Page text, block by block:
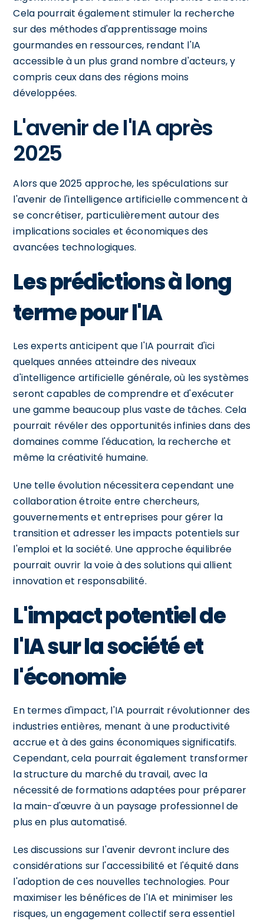
Cela pourrait également stimuler la recherche
sur des méthodes d'apprentissage moins
gourmandes en ressources, rendant l'IA
accessible à un plus grand nombre d'acteurs, y
compris ceux dans des régions moins
développées.
L'avenir de l'IA après
2025
Alors que 2025 approche, les spéculations sur
l'avenir de l'intelligence artificielle commencent à
se concrétiser, particulièrement autour des
implications sociales et économiques des
avancées technologiques.
Les prédictions à long
terme pour l'IA
Les experts anticipent que l'IA pourrait d'ici
quelques années atteindre des niveaux
d'intelligence artificielle générale, où les systèmes
seront capables de comprendre et d'exécuter
une gamme beaucoup plus vaste de tâches. Cela
pourrait révéler des opportunités infinies dans des
domaines comme l'éducation, la recherche et
même la créativité humaine.
Une telle évolution nécessitera cependant une
collaboration étroite entre chercheurs,
gouvernements et entreprises pour gérer la
transition et adresser les impacts potentiels sur
l'emploi et la société. Une approche équilibrée
pourrait ouvrir la voie à des solutions qui allient
innovation et responsabilité.
L'impact potentiel de
l'IA sur la société et
l'économie
En termes d'impact, l'IA pourrait révolutionner des
industries entières, menant à une productivité
accrue et à des gains économiques significatifs.
Cependant, cela pourrait également transformer
la structure du marché du travail, avec la
nécessité de formations adaptées pour préparer
la main-d'œuvre à un paysage professionnel de
plus en plus automatisé.
Les discussions sur l'avenir devront inclure des
considérations sur l'accessibilité et l'équité dans
l'adoption de ces nouvelles technologies. Pour
maximiser les bénéfices de l'IA et minimiser les
risques, un engagement collectif sera essentiel